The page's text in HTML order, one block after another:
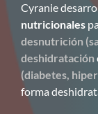
Cyranie
nutricionales
desnutrición
deshidratación
(diabetes,
forma